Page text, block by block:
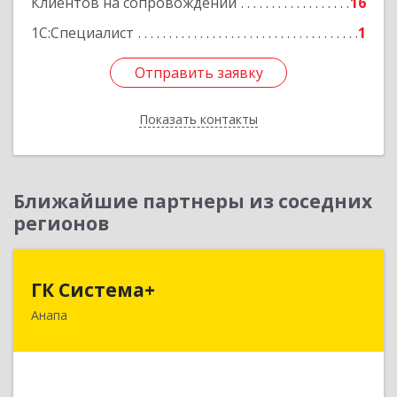
1С:Специалист
1
Отправить заявку
Показать контакты
Отправить заявку
Назад
Ближайшие партнеры из соседних
регионов
ГК Система+
Анапа353450, Краснодарский край, Анапский р-н,